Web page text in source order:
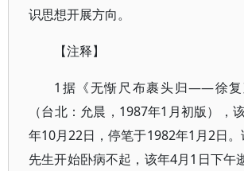
识思想开展方向。
【注释】
1据《无惭尺布裹头归——徐复
（台北：允晨，1987年1月初版），
年10月22日，停笔于1982年1月2日
先生开始卧病不起，该年4月1日下午